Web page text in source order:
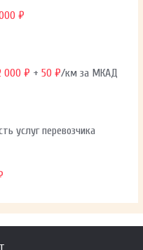
₽
000 ₽ +50 ₽/км за МКАД
услуг перевозчика